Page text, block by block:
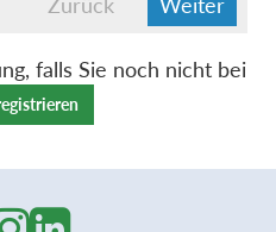
falls Sie noch nicht bei